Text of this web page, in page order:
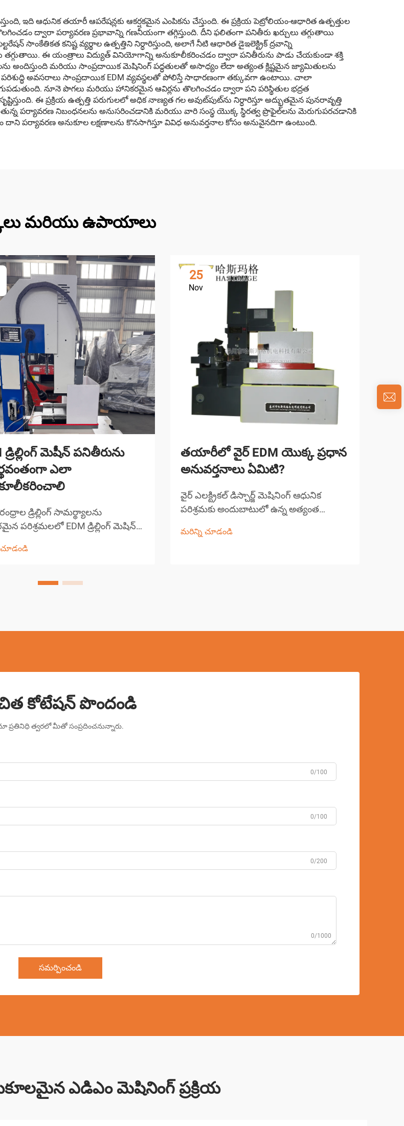
ఇది ఆధునిక తయారీ ఆపరేషన్లకు ఆకర్షకమైన ఎంపికను చేస్తుంది. ఈ ప్రక్రియ పెట్రోలియం-ఆధారిత ఉత్పత్తుల
ద్వారా పర్యావరణ ప్రభావాన్ని గణనీయంగా తగ్గిస్తుంది. దీని ఫలితంగా పనితీరు ఖర్చులు తగ్గుతాయి
సాంకేతికత కనిష్ట వ్యర్థాల ఉత్పత్తిని నిర్ధారిస్తుంది, అలాగే నీటి ఆధారిత డైఇలెక్ట్రిక్ ద్రవాన్ని
ఈ యంత్రాలు విద్యుత్ వినియోగాన్ని అనుకూలీకరించడం ద్వారా పనితీరును పాడు చేయకుండా శక్తి
అందిస్తుంది మరియు సాంప్రదాయిక మెషినింగ్ పద్ధతులతో అసాధ్యం లేదా అత్యంత క్లిష్టమైన జ్యామితులను
పరిశుద్ధి అవసరాలు సాంప్రదాయిక EDM వ్యవస్థలతో పోలిస్తే సాధారణంగా తక్కువగా ఉంటాయి. చాలా
నూనె పొగలు మరియు హానికరమైన ఆవిర్లను తొలగించడం ద్వారా పని పరిస్థితుల భద్రత
ఈ ప్రక్రియ ఉత్పత్తి పరుగులలో అధిక నాణ్యత గల అవుట్‌పుట్‌ను నిర్ధారిస్తూ అద్భుతమైన పునరావృత్తి
పర్యావరణ నిబంధనలను అనుసరించడానికి మరియు వారి సంస్థ యొక్క స్థిరత్వ ప్రొఫైల్‌లను మెరుగుపరచడానికి
పర్యావరణ అనుకూల లక్షణాలను కొనసాగిస్తూ వివిధ అనువర్తనాల కోసం అనువైనదిగా ఉంటుంది.
మరియు ఉపాయాలు
డ్రిల్లింగ్ మెషీన్ పనితీరును
ఎలా
రంధ్రాల డ్రిల్లింగ్ సామర్థ్యాలను
పరిశ్రమలలో EDM డ్రిల్లింగ్ మెషిన్
ఈ సంక్లిష్టమైన విద్యుత్ డిస్చార్జ్
అసమానమైన ఖచ్చితత్వాన్ని
25
Nov
తయారీలో వైర్ EDM యొక్క ప్రధాన
అనువర్తనాలు ఏమిటి?
వైర్ ఎలక్ట్రికల్ డిస్చార్జ్ మెషినింగ్ ఆధునిక
పరిశ్రమకు అందుబాటులో ఉన్న అత్యంత
ప్రక్రియలలో ఒకటి. ఈ అధునాతన మెషినింగ్
మరిన్ని చూడండి
కోటేషన్ పొందండి
ప్రతినిధి త్వరలో మీతో సంప్రదించనున్నారు.
0/100
0/100
0/200
0/1000
సమర్పించండి
ఎడిఎం మెషినింగ్ ప్రక్రియ